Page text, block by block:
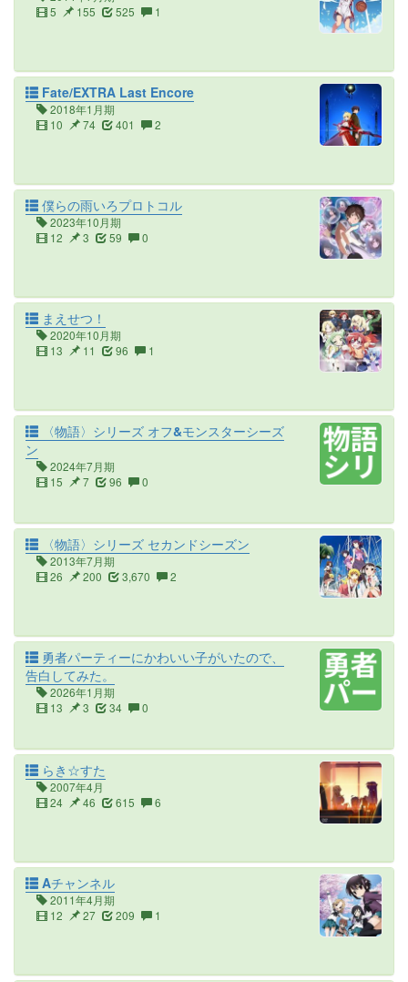
5
155 525 1
Fate/EXTRA Last Encore
2018年1月期
10
74 401 2
僕らの雨いろプロトコル
2023年10月期
12
3 59 0
まえせつ！
2020年10月期
13
11 96 1
〈物語〉シリーズ オフ&モンスターシーズ
ン
2024年7月期
15
7 96 0
〈物語〉シリーズ セカンドシーズン
2013年7月期
26
200 3,670 2
勇者パーティーにかわいい子がいたので、
告白してみた。
2026年1月期
13
3 34 0
らき☆すた
2007年4月
24
46 615 6
Aチャンネル
2011年4月期
12
27 209 1